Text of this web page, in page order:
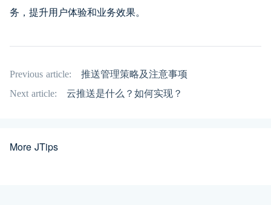
务，提升用户体验和业务效果。
Previous article:
推送管理策略及注意事项
Next article:
云推送是什么？如何实现？
More JTips